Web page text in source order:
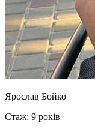
Ярослав Бойко
Стаж: 9 років